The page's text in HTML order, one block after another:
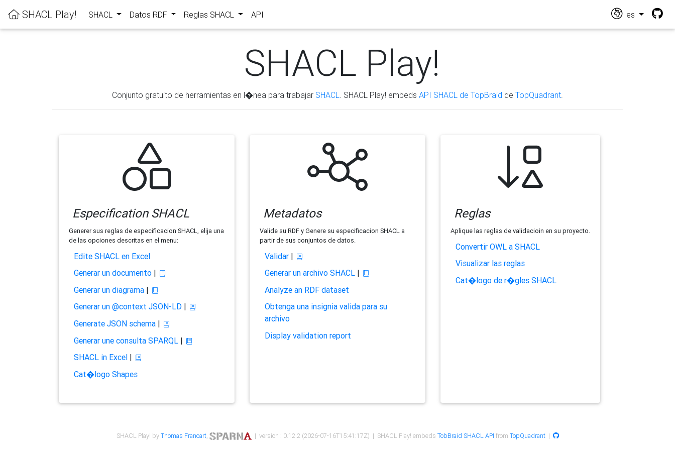
SHACL Play! SHACL Datos RDF Reglas SHACL API es
SHACL Play!
Conjunto gratuito de herramientas en l�nea para trabajar SHACL . SHACL Play! embeds API SHACL de TopBraid de TopQuadrant
Especification SHACL
Generer sus reglas de especificacion SHACL, elija una
de las opciones descritas en el menu:
Edite SHACL en Excel
Generar un documento|
Generar un diagrama|
Generar un @context JSON-LD|
Generate JSON schema|
Generar une consulta SPARQL|
SHACL in Excel|
Cat�logo Shapes
Metadatos
Valide su RDF y Genere su especificacion SHACL a
partir de sus conjuntos de datos.
Validar|
Generar un archivo SHACL|
Analyze an RDF dataset
Obtenga una insignia valida para su
archivo
Display validation report
Reglas
Aplique las reglas de validacioin en su proyecto.
Convertir OWL a SHACL
Visualizar las reglas
Cat�logo de r�gles SHACL
SHACL Play! byThomas Francart, | version : 0.12.2 (2026-07-16T15:41:17Z) | SHACL Play! embeds TobBraid SHACL API from TopQuadrant|